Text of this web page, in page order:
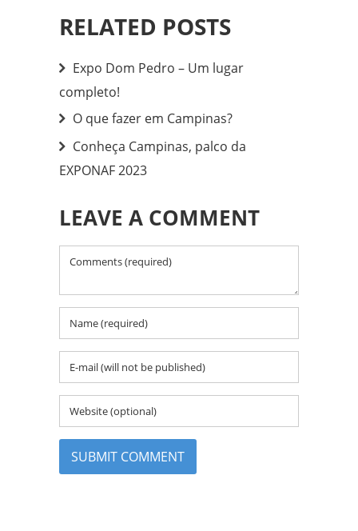
RELATED POSTS
Expo Dom Pedro – Um lugar
completo!
O que fazer em Campinas?
Conheça Campinas, palco da
EXPONAF 2023
LEAVE A COMMENT